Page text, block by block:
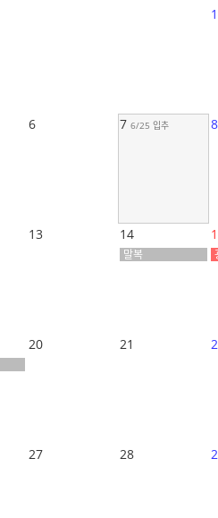
1
6 7 6/25 입추 8
13 14
말복
20 21
27 28